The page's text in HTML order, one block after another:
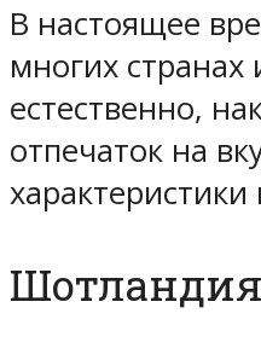
В настоящее
многих странах
естественно,
отпечаток на
Шотландия